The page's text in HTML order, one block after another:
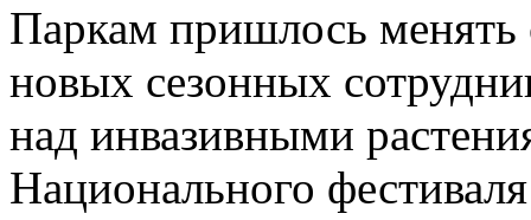
Паркам пришлось менять
новых сезонных
над инвазивными
Национального